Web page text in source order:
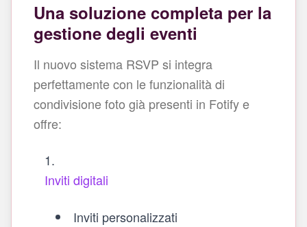
Una soluzione completa per la
gestione degli eventi
Il nuovo sistema RSVP si integra
perfettamente con le funzionalità di
condivisione foto già presenti in Fotify e
offre:
Inviti digitali
Inviti personalizzati